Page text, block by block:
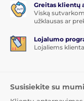
Greitas klientų
Viską
užklausas ar
Lojalumo
Lojaliems
Susisiekite su